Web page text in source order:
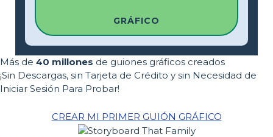
GRÁFICO
Más de 40 millones de guiones gráficos creados
¡Sin Descargas, sin Tarjeta de Crédito y sin Necesidad de
Iniciar Sesión Para Probar!
CREAR MI PRIMER GUIÓN GRÁFICO